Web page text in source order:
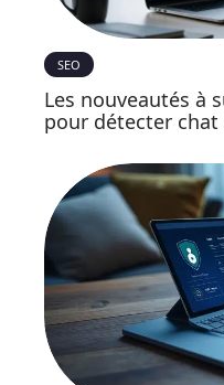
SEO
Les nouveautés à
pour détecter chat